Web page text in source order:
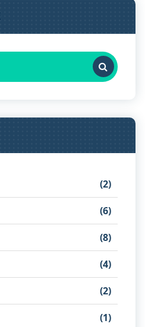
(2)
(6)
(8)
(4)
(2)
(1)